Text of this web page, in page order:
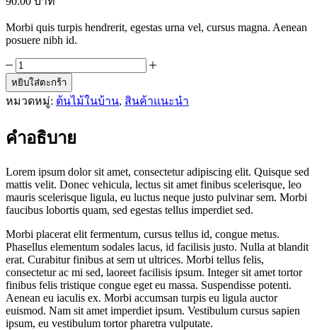
Morbi quis turpis hendrerit, egestas urna vel, cursus magna. Aenean
posuere nibh id.
จำนวน
ต้นไม้
พร้อม
D
หยิบใส่ตะกร้า
หมวดหมู่: ต้นไม้ในบ้าน, สินค้าแนะนำ
คำอธิบาย
Lorem ipsum dolor sit amet, consectetur adipiscing elit. Quisque sed
mattis velit. Donec vehicula, lectus sit amet finibus scelerisque, leo
mauris scelerisque ligula, eu luctus neque justo pulvinar sem. Morbi
faucibus lobortis quam, sed egestas tellus imperdiet sed.
Morbi placerat elit fermentum, cursus tellus id, congue metus.
Phasellus elementum sodales lacus, id facilisis justo. Nulla at blandit
erat. Curabitur finibus at sem ut ultrices. Morbi tellus felis,
consectetur ac mi sed, laoreet facilisis ipsum. Integer sit amet tortor
finibus felis tristique congue eget eu massa. Suspendisse potenti.
Aenean eu iaculis ex. Morbi accumsan turpis eu ligula auctor
euismod. Nam sit amet imperdiet ipsum. Vestibulum cursus sapien
ipsum, eu vestibulum tortor pharetra vulputate.